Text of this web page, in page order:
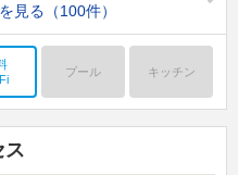
見る （100件）
プール キッチン
ス